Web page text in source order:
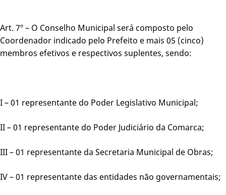
Art. 7º – O Conselho Municipal será composto pelo
Coordenador indicado pelo Prefeito e mais 05 (cinco)
membros efetivos e respectivos suplentes, sendo:
I – 01 representante do Poder Legislativo Municipal;
II – 01 representante do Poder Judiciário da Comarca;
III – 01 representante da Secretaria Municipal de Obras;
IV – 01 representante das entidades não governamentais;